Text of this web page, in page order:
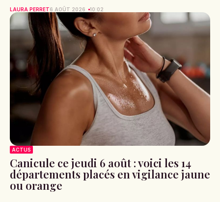
LAURA PERRET6 AOÛT 2026 10:02
ACTUS
Canicule ce jeudi 6 août : voici les 14
départements placés en vigilance jaune
ou orange